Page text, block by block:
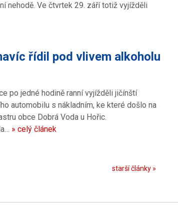
nehodě. Ve čtvrtek 29. září totiž vyjížděli
řídil pod vlivem alkoholu
po jedné hodině ranní vyjížděli jičínští
automobilu s nákladním, ke které došlo na
obce Dobrá Voda u Hořic.
» celý článek
starší články »